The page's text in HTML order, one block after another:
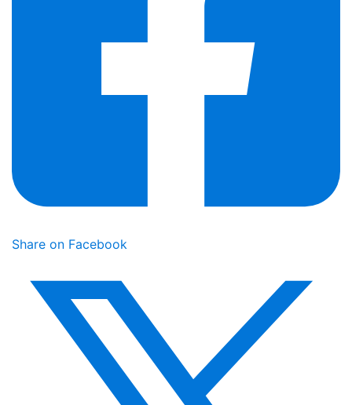
Share on Facebook